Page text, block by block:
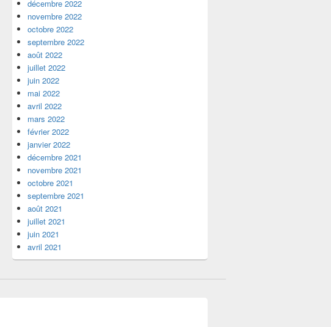
décembre 2022
novembre 2022
octobre 2022
septembre 2022
août 2022
juillet 2022
juin 2022
mai 2022
avril 2022
mars 2022
février 2022
janvier 2022
décembre 2021
novembre 2021
octobre 2021
septembre 2021
août 2021
juillet 2021
juin 2021
avril 2021